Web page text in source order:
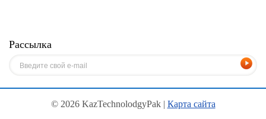
Рассылка
© 2026 KazTechnolodgyPak | Карта сайта